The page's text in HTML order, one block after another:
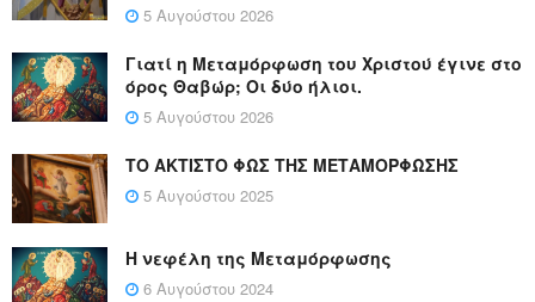
5 Αυγούστου 2026
Γιατί η Μεταμόρφωση του Χριστού έγινε στο
όρος Θαβώρ; Οι δύο ήλιοι.
5 Αυγούστου 2026
ΤΟ ΑΚΤΙΣΤΟ ΦΩΣ ΤΗΣ ΜΕΤΑΜΟΡΦΩΣΗΣ
5 Αυγούστου 2025
Η νεφέλη της Μεταμόρφωσης
6 Αυγούστου 2024